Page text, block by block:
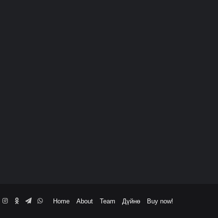
Home About Team Дүйнө Buy now!
Instagram
Odnoklassniki
Telegram
WhatsApp